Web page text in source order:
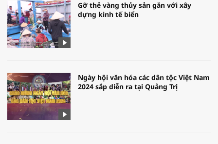
Gỡ thẻ vàng thủy sản gắn với xây
dựng kinh tế biển
Ngày hội văn hóa các dân tộc Việt Nam
2024 sắp diễn ra tại Quảng Trị